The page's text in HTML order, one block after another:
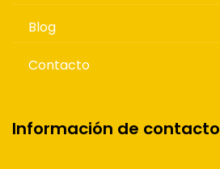
Blog
Contacto
Información de contacto